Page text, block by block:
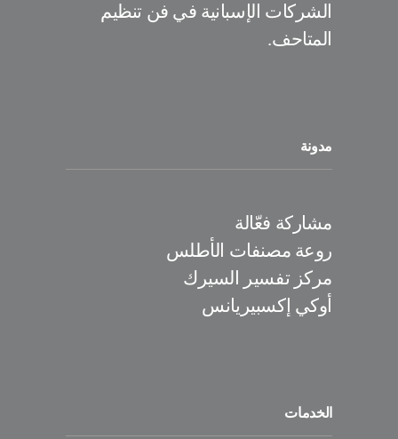
الشركات الإسبانية في فن تنظيم
المتاحف.
مدونة
مشاركة فعّالة
روعة مصنفات الأطلس
مركز تفسير السيرك
أوكي إكسبيريانس
الخدمات